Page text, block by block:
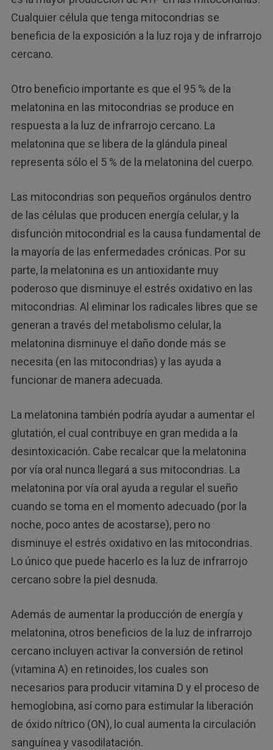
Cualquier célula que tenga mitocondrias se
beneficia de la exposición a la luz roja y de infrarrojo
cercano.
Otro beneficio importante es que el 95 % de la
melatonina en las mitocondrias se produce en
respuesta a la luz de infrarrojo cercano. La
melatonina que se libera de la glándula pineal
representa sólo el 5 % de la melatonina del cuerpo.
Las mitocondrias son pequeños orgánulos dentro
de las células que producen energía celular, y la
disfunción mitocondrial es la causa fundamental de
la mayoría de las enfermedades crónicas. Por su
parte, la melatonina es un antioxidante muy
poderoso que disminuye el estrés oxidativo en las
mitocondrias. Al eliminar los radicales libres que se
generan a través del metabolismo celular, la
melatonina disminuye el daño donde más se
necesita (en las mitocondrias) y las ayuda a
funcionar de manera adecuada.
La melatonina también podría ayudar a aumentar el
glutatión, el cual contribuye en gran medida a la
desintoxicación. Cabe recalcar que la melatonina
por vía oral nunca llegará a sus mitocondrias. La
melatonina por vía oral ayuda a regular el sueño
cuando se toma en el momento adecuado (por la
noche, poco antes de acostarse), pero no
disminuye el estrés oxidativo en las mitocondrias.
Lo único que puede hacerlo es la luz de infrarrojo
cercano sobre la piel desnuda.
Además de aumentar la producción de energía y
melatonina, otros beneficios de la luz de infrarrojo
cercano incluyen activar la conversión de retinol
(vitamina A) en retinoides, los cuales son
necesarios para producir vitamina D y el proceso de
hemoglobina, así como para estimular la liberación
de óxido nítrico (ON), lo cual aumenta la circulación
sanguínea y vasodilatación.